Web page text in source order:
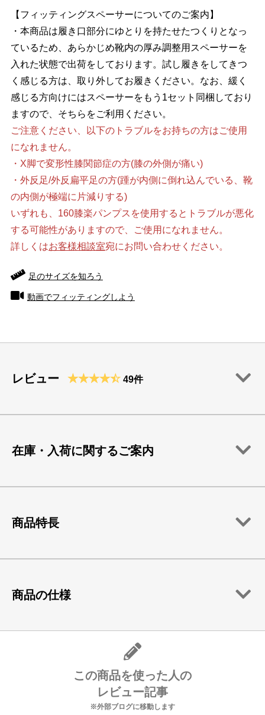
【フィッティングスペーサーについてのご案内】
・本商品は履き口部分にゆとりを持たせたつくりとなっ
ているため、あらかじめ靴内の厚み調整用スペーサーを
入れた状態で出荷をしております。試し履きをしてきつ
く感じる方は、取り外してお履きください。なお、緩く
感じる方向けにはスペーサーをもう1セット同梱しており
ますので、そちらをご利用ください。
ご注意ください、以下のトラブルをお持ちの方はご使用
になれません。
・X脚で変形性膝関節症の方(膝の外側が痛い)
・外反足/外反扁平足の方(踵が内側に倒れ込んでいる、靴
の内側が極端に片減りする)
いずれも、160膝楽パンプスを使用するとトラブルが悪化
する可能性がありますので、ご使用になれません。
詳しくはお客様相談室宛にお問い合わせください。
足のサイズを知ろう
動画でフィッティングしよう
レビュー 49件
在庫・入荷に関するご案内
商品特長
商品の仕様
この商品を使った人の
レビュー記事
※外部ブログに移動します